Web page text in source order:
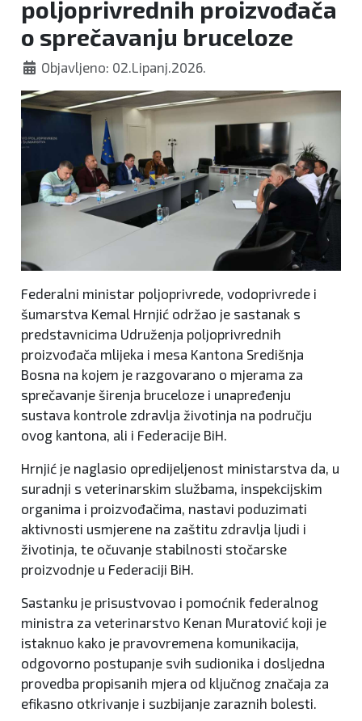
poljoprivrednih proizvođača
o sprečavanju bruceloze
Objavljeno: 02.Lipanj.2026.
Federalni ministar poljoprivrede, vodoprivrede i
šumarstva Kemal Hrnjić održao je sastanak s
predstavnicima Udruženja poljoprivrednih
proizvođača mlijeka i mesa Kantona Središnja
Bosna na kojem je razgovarano o mjerama za
sprečavanje širenja bruceloze i unapređenju
sustava kontrole zdravlja životinja na području
ovog kantona, ali i Federacije BiH.
Hrnjić je naglasio opredijeljenost ministarstva da, u
suradnji s veterinarskim službama, inspekcijskim
organima i proizvođačima, nastavi poduzimati
aktivnosti usmjerene na zaštitu zdravlja ljudi i
životinja, te očuvanje stabilnosti stočarske
proizvodnje u Federaciji BiH.
Sastanku je prisustvovao i pomoćnik federalnog
ministra za veterinarstvo Kenan Muratović koji je
istaknuo kako je pravovremena komunikacija,
odgovorno postupanje svih sudionika i dosljedna
provedba propisanih mjera od ključnog značaja za
efikasno otkrivanje i suzbijanje zaraznih bolesti.